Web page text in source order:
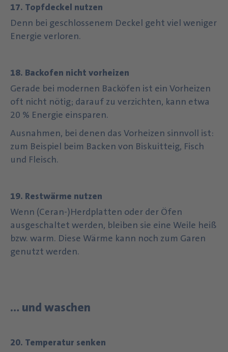
17. Topfdeckel nutzen
Denn bei geschlossenem Deckel geht viel weniger
Energie verloren.
18. Backofen nicht vorheizen
Gerade bei modernen Backöfen ist ein Vorheizen
oft nicht nötig; darauf zu verzichten, kann etwa
20 % Energie einsparen.
Ausnahmen, bei denen das Vorheizen sinnvoll ist:
zum Beispiel beim Backen von Biskuitteig, Fisch
und Fleisch.
19. Restwärme nutzen
Wenn (Ceran-)Herdplatten oder der Öfen
ausgeschaltet werden, bleiben sie eine Weile heiß
bzw. warm. Diese Wärme kann noch zum Garen
genutzt werden.
… und waschen
20. Temperatur senken